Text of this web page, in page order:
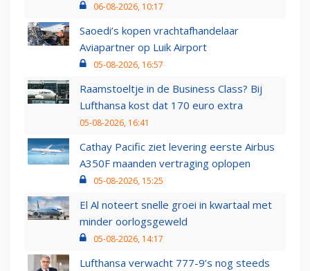
06-08-2026, 10:17
Saoedi’s kopen vrachtafhandelaar
Aviapartner op Luik Airport
05-08-2026, 16:57
Raamstoeltje in de Business Class? Bij
Lufthansa kost dat 170 euro extra
05-08-2026, 16:41
Cathay Pacific ziet levering eerste Airbus
A350F maanden vertraging oplopen
05-08-2026, 15:25
El Al noteert snelle groei in kwartaal met
minder oorlogsgeweld
05-08-2026, 14:17
Lufthansa verwacht 777-9’s nog steeds